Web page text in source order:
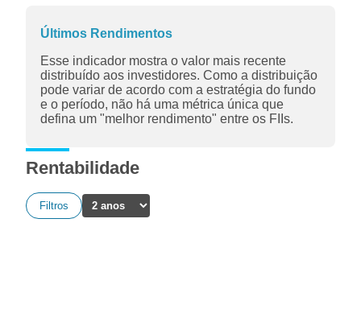
Últimos Rendimentos
Esse indicador mostra o valor mais recente
distribuído aos investidores. Como a distribuição
pode variar de acordo com a estratégia do fundo
e o período, não há uma métrica única que
defina um "melhor rendimento" entre os FIIs.
Rentabilidade
Filtros